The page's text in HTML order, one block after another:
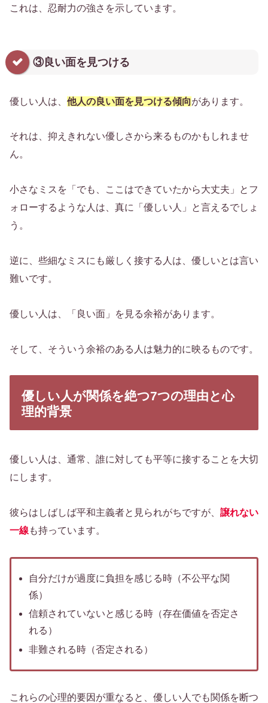
これは、忍耐力の強さを示しています。
③良い面を見つける
優しい人は、 他人の良い面を見つける傾向があります。
それは、抑えきれない優しさから来るものかもしれませ
ん。
小さなミスを「でも、ここはできていたから大丈夫」とフ
ォローするような人は、真に「優しい人」と言えるでしょ
う。
逆に、些細なミスにも厳しく接する人は、優しいとは言い
難いです。
優しい人は、「良い面」を見る余裕があります。
そして、そういう余裕のある人は魅力的に映るものです。
優しい人が関係を絶つ7つの理由と心
理的背景
優しい人は、通常、誰に対しても平等に接することを大切
にします。
彼らはしばしば平和主義者と見られがちですが、 譲れない
一線も持っています。
自分だけが過度に負担を感じる時（不公平な関
係）
信頼されていないと感じる時（存在価値を否定さ
れる）
非難される時（否定される）
これらの心理的要因が重なると、優しい人でも関係を断つ